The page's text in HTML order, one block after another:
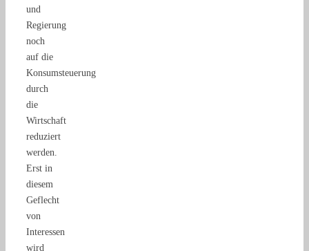
und
Regierung
noch
auf die
Konsumsteuerung
durch
die
Wirtschaft
reduziert
werden.
Erst in
diesem
Geflecht
von
Interessen
wird